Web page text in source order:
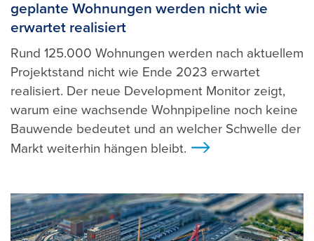
geplante Wohnungen werden nicht wie
erwartet realisiert
Rund 125.000 Wohnungen werden nach aktuellem
Projektstand nicht wie Ende 2023 erwartet
realisiert. Der neue Development Monitor zeigt,
warum eine wachsende Wohnpipeline noch keine
Bauwende bedeutet und an welcher Schwelle der
Markt weiterhin hängen bleibt.